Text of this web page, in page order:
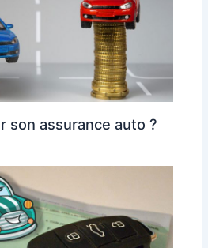
son assurance auto ?